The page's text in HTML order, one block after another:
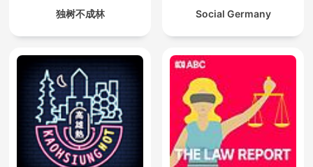
独树不成林 Social Germany